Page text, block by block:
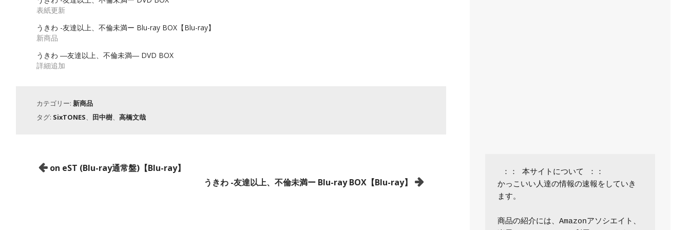
表紙更新
うきわ -友達以上、不倫未満ー Blu-ray BOX【Blu-ray】
新商品
うきわ ―友達以上、不倫未満― DVD BOX
詳細追加
カテゴリー: 新商品
タグ: SixTONES、 田中樹、 高橋文哉
on eST (Blu-ray通常盤)【Blu-ray】
うきわ -友達以上、不倫未満ー Blu-ray BOX【Blu-ray】
かっこいい人達の情報の速報をしていき
ます。
商品の紹介には、Amazonアソシエイト、